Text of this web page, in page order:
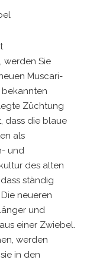
werden Sie
Muscari-
bekannten
Züchtung
dass die blaue
als
und
des alten
ständig
neueren
und
einer Zwiebel.
werden
in den